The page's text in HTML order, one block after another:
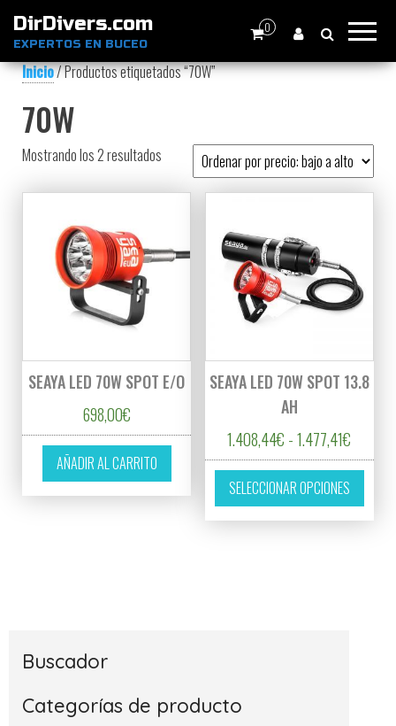
DirDivers.com
EXPERTOS EN BUCEO
0
Inicio/ Productos etiquetados “70W”
70W
Mostrando los 2 resultados Ordenado por precio: bajo a alto
SEAYA LED 70W SPOT E/O
698,00€
AÑADIR AL CARRITO
SEAYA LED 70W SPOT 13.8
AH
1.408,44€ - 1.477,41€
SELECCIONAR OPCIONES
Este
Buscador
Categorías de producto